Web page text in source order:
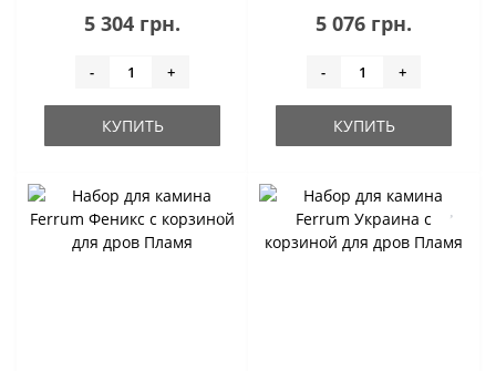
5 304 грн.
- +
КУПИТЬ
5 076 грн.
- +
КУПИТЬ